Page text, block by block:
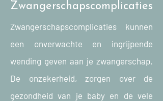
Zwangerschapscomplicaties
Zwangerschapscomplicaties kunnen
een onverwachte en ingrijpende
wending geven aan je zwangerschap.
De onzekerheid, zorgen over de
gezondheid van je baby en de vele